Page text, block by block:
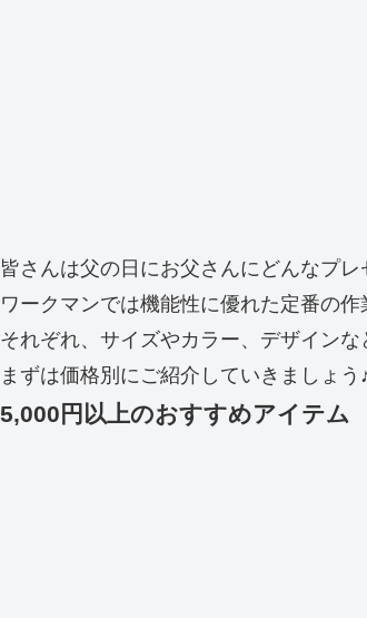
皆さんは父の日にお父さんにどんなプレ
ワークマンでは機能性に優れた定番の
それぞれ、サイズやカラー、デザイン
まずは価格別にご紹介していきましょう
5,000円以上のおすすめアイテム